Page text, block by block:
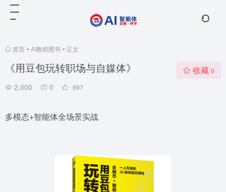
首页 • AI教程图书 • 正文
《用豆包玩转职场与自媒体》
2,000 0 997
收藏 0
多模态+智能体全场景实战